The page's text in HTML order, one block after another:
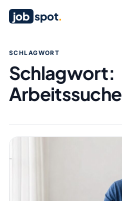
job spot.
SCHLAGWORT
Schlagwort:
Arbeitssuche